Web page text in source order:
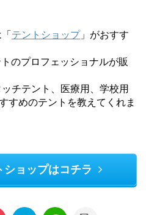
テントショップ」がおすす
のプロフェッショナルが販
チテント、医療用、学校用
すめのテントを教えてくれま
ョップはコチラ